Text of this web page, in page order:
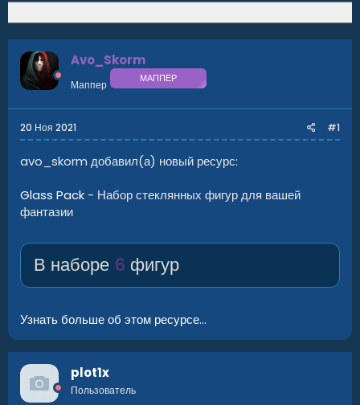
Avo_Skorm
Маппер МАППЕР
20 Ноя 2021 #1
avo_skorm добавил(а) новый ресурс:
Glass Pack - Набор стеклянных фигур для вашей
фантазии
В наборе 6 фигур
Узнать больше об этом ресурсе...
plot1x
Пользователь